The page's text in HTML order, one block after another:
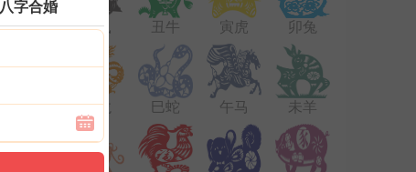
八字合婚
子鼠 丑牛 寅虎 卯兔
辰龙 巳蛇 午马 未羊